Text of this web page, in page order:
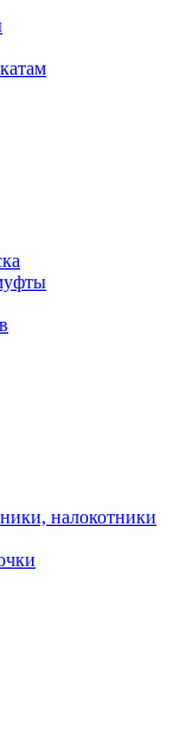
налокотники